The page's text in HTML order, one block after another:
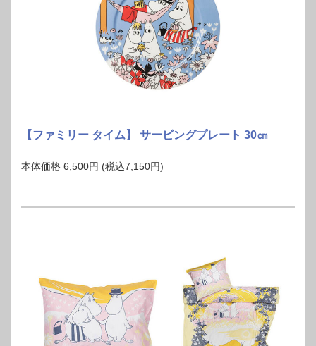
【ファミリー タイム】 サービングプレート 30㎝
本体価格 6,500円 (税込7,150円)